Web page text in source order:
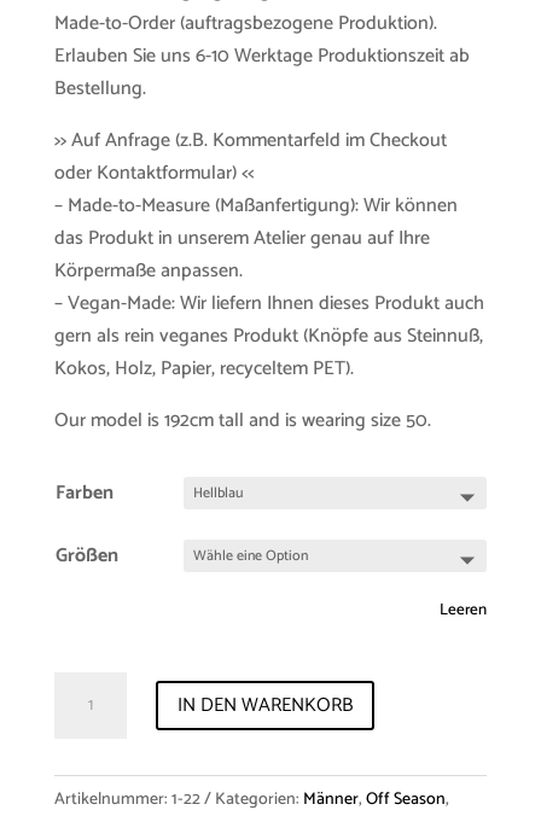
Made-to-Order (auftragsbezogene Produktion).
Erlauben Sie uns 6-10 Werktage Produktionszeit ab
Bestellung.
>> Auf Anfrage (z.B. Kommentarfeld im Checkout
oder Kontaktformular) <<
– Made-to-Measure (Maßanfertigung): Wir können
das Produkt in unserem Atelier genau auf Ihre
Körpermaße anpassen.
– Vegan-Made: Wir liefern Ihnen dieses Produkt auch
gern als rein veganes Produkt (Knöpfe aus Steinnuß,
Kokos, Holz, Papier, recyceltem PET).
Our model is 192cm tall and is wearing size 50.
Farben
Größen
Leeren
"Gerulf"
Menge
IN DEN WARENKORB
Artikelnummer:1-22 Kategorien: Männer,Off Season,